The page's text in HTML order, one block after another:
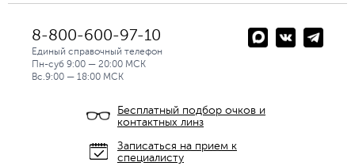
8-800-600-97-10
Единый справочный телефон
Пн-суб 9:00 — 20:00 МСК
Вс.9:00 — 18:00 МСК
Бесплатный подбор очков и
контактных линз
Записаться на прием к
специалисту